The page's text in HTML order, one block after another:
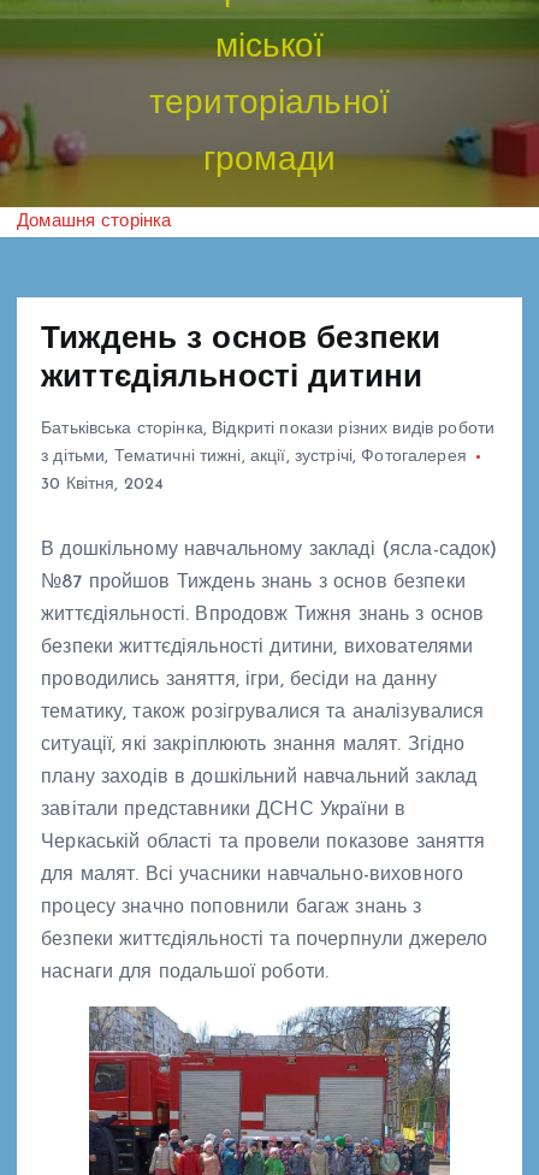
міської
територіальної
громади
Домашня сторінка
Тиждень з основ безпеки
життєдіяльності дитини
Батьківська сторінка, Відкриті покази різних видів роботи
з дітьми, Тематичні тижні, акції, зустрічі,Фотогалерея
30 Квітня, 2024
В дошкільному навчальному закладі (ясла-садок)
№87 пройшов Тиждень знань з основ безпеки
життєдіяльності. Впродовж Тижня знань з основ
безпеки життєдіяльності дитини, вихователями
проводились заняття, ігри, бесіди на данну
тематику, також розігрувалися та аналізувалися
ситуації, які закріплюють знання малят. Згідно
плану заходів в дошкільний навчальний заклад
завітали представники ДСНС України в
Черкаській області та провели показове заняття
для малят. Всі учасники навчально-виховного
процесу значно поповнили багаж знань з
безпеки життєдіяльності та почерпнули джерело
наснаги для подальшої роботи.